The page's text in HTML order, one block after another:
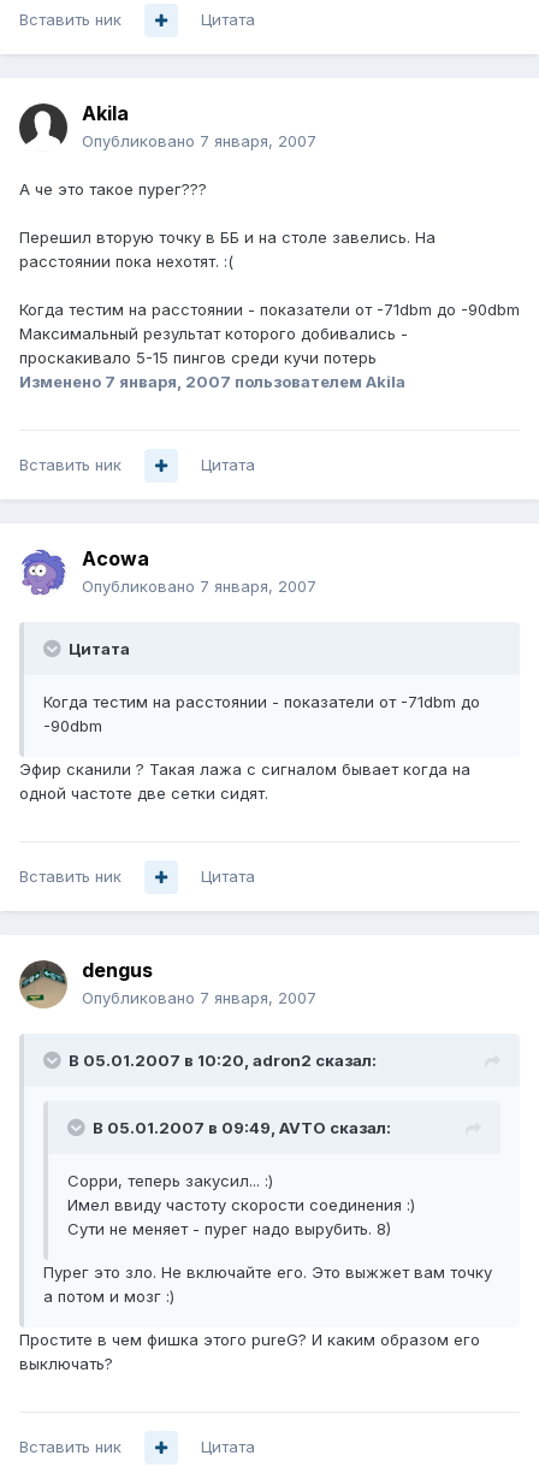
Вставить ник Цитата
Akila
Опубликовано 7 января, 2007
А че это такое пурег???
Перешил вторую точку в ББ и на столе завелись. На
расстоянии пока нехотят. :(
Когда тестим на расстоянии - показатели от -71dbm до -90dbm
Максимальный результат которого добивались -
проскакивало 5-15 пингов среди кучи потерь
Изменено 7 января, 2007 пользователем Akila
Вставить ник Цитата
Acowa
Опубликовано 7 января, 2007
Цитата
Когда тестим на расстоянии - показатели от -71dbm до
-90dbm
Эфир сканили ? Такая лажа с сигналом бывает когда на
одной частоте две сетки сидят.
Вставить ник Цитата
dengus
Опубликовано 7 января, 2007
В 05.01.2007 в 10:20, adron2 сказал:
В 05.01.2007 в 09:49, AVTO сказал:
Сорри, теперь закусил... :)
Имел ввиду частоту скорости соединения :)
Сути не меняет - пурег надо вырубить. 8)
Пурег это зло. Не включайте его. Это выжжет вам точку
а потом и мозг :)
Простите в чем фишка этого pureG? И каким образом его
выключать?
Вставить ник Цитата